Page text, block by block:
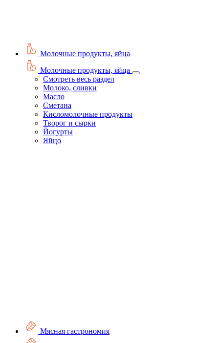
Молочные продукты, яйца
Молочные продукты, яйца
Смотреть весь раздел
Молоко, сливки
Масло
Сметана
Кисломолочные продукты
Творог и сырки
Йогурты
Яйцо
Мясная гастрономия